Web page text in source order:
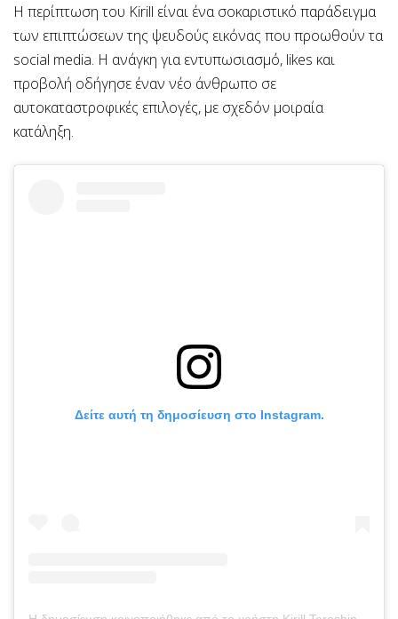
Η περίπτωση του Kirill είναι ένα σοκαριστικό παράδειγμα
των επιπτώσεων της ψευδούς εικόνας που προωθούν τα
social media. Η ανάγκη για εντυπωσιασμό, likes και
προβολή οδήγησε έναν νέο άνθρωπο σε
αυτοκαταστροφικές επιλογές, με σχεδόν μοιραία
κατάληξη.
Δείτε αυτή τη δημοσίευση στο Instagram.